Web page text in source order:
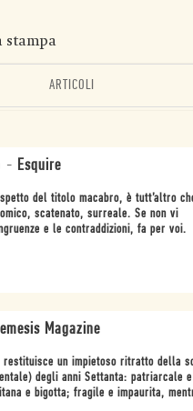
stampa
ARTICOLI
- Esquire
del titolo macabro, è tutt’altro
scatenato, surreale. Se non vi
e le contraddizioni, fa per voi.
Magazine
restituisce un impietoso ritratto della
degli anni Settanta: patriarcale
e bigotta; fragile e impaurita,